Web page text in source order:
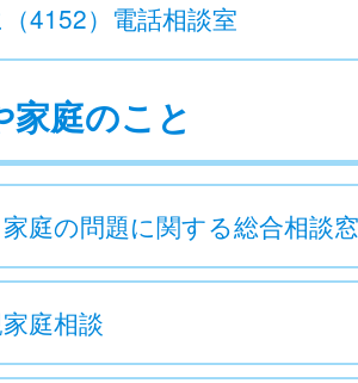
4152）電話相談室
家庭のこと
庭の問題に関する総合相談
庭相談